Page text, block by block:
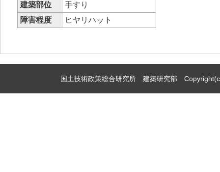
建築部位
手すり
障害程度
ヒヤリハット
国土技術政策総合研究所 建築研究部